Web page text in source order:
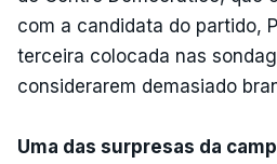
com a candidata do partido,
terceira colocada nas
considerarem demasiado
Uma das surpresas da